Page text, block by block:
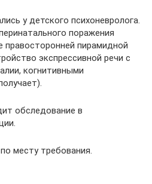
у детского психоневролога.
поражения
правосторонней пирамидной
экспрессивной речи с
когнитивными
обследование в
месту требования.